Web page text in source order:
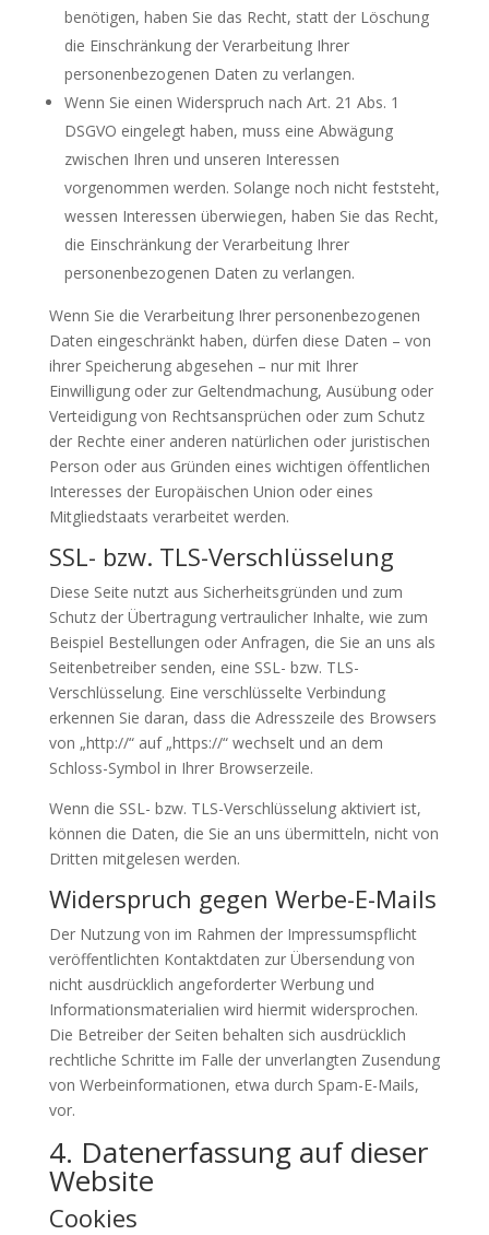
benötigen, haben Sie das Recht, statt der Löschung
die Einschränkung der Verarbeitung Ihrer
personenbezogenen Daten zu verlangen.
Wenn Sie einen Widerspruch nach Art. 21 Abs. 1
DSGVO eingelegt haben, muss eine Abwägung
zwischen Ihren und unseren Interessen
vorgenommen werden. Solange noch nicht feststeht,
wessen Interessen überwiegen, haben Sie das Recht,
die Einschränkung der Verarbeitung Ihrer
personenbezogenen Daten zu verlangen.
Wenn Sie die Verarbeitung Ihrer personenbezogenen
Daten eingeschränkt haben, dürfen diese Daten – von
ihrer Speicherung abgesehen – nur mit Ihrer
Einwilligung oder zur Geltendmachung, Ausübung oder
Verteidigung von Rechtsansprüchen oder zum Schutz
der Rechte einer anderen natürlichen oder juristischen
Person oder aus Gründen eines wichtigen öffentlichen
Interesses der Europäischen Union oder eines
Mitgliedstaats verarbeitet werden.
SSL- bzw. TLS-Verschlüsselung
Diese Seite nutzt aus Sicherheitsgründen und zum
Schutz der Übertragung vertraulicher Inhalte, wie zum
Beispiel Bestellungen oder Anfragen, die Sie an uns als
Seitenbetreiber senden, eine SSL- bzw. TLS-
Verschlüsselung. Eine verschlüsselte Verbindung
erkennen Sie daran, dass die Adresszeile des Browsers
von „http://“ auf „https://“ wechselt und an dem
Schloss-Symbol in Ihrer Browserzeile.
Wenn die SSL- bzw. TLS-Verschlüsselung aktiviert ist,
können die Daten, die Sie an uns übermitteln, nicht von
Dritten mitgelesen werden.
Widerspruch gegen Werbe-E-Mails
Der Nutzung von im Rahmen der Impressumspflicht
veröffentlichten Kontaktdaten zur Übersendung von
nicht ausdrücklich angeforderter Werbung und
Informationsmaterialien wird hiermit widersprochen.
Die Betreiber der Seiten behalten sich ausdrücklich
rechtliche Schritte im Falle der unverlangten Zusendung
von Werbeinformationen, etwa durch Spam-E-Mails,
vor.
4. Datenerfassung auf dieser
Website
Cookies